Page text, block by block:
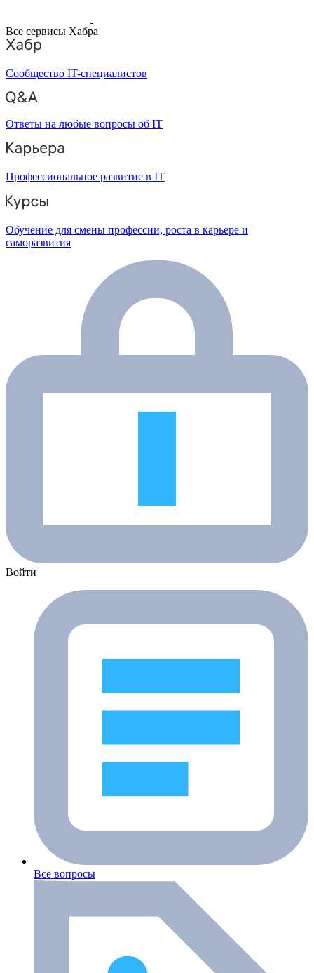
Все сервисы Хабра
Сообщество IT-специалистов
Ответы на любые вопросы об IT
Профессиональное развитие в IT
Обучение для смены профессии, роста в карьере и
саморазвития
Войти
Все вопросы